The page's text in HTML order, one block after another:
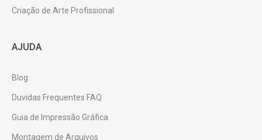
Criação de Arte Profissional
AJUDA
Blog
Duvidas Frequentes FAQ
Guia de Impressão Gráfica
Montagem de Arquivos